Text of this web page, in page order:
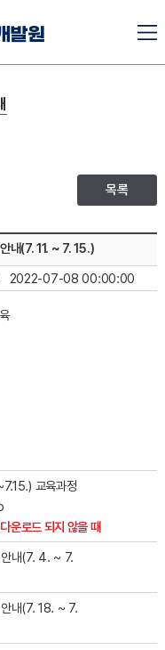
발원
목록
내(7. 11. ~ 7. 15.)
2022-07-08 00:00:00
교육과정
운로드 되지 않을 때
안내(7. 4. ~ 7.
내(7. 18. ~ 7.